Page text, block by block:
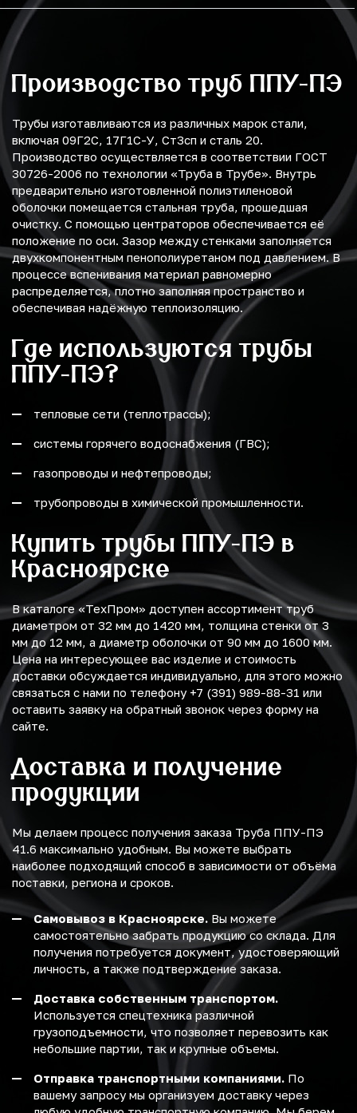
Производство труб ППУ-ПЭ
Трубы изготавливаются из различных марок стали,
включая 09Г2С, 17Г1С-У, Ст3сп и сталь 20.
Производство осуществляется в соответствии ГОСТ
30726-2006 по технологии «Труба в Трубе». Внутрь
предварительно изготовленной полиэтиленовой
оболочки помещается стальная труба, прошедшая
очистку. С помощью центраторов обеспечивается её
положение по оси. Зазор между стенками заполняется
двухкомпонентным пенополиуретаном под давлением. В
процессе вспенивания материал равномерно
распределяется, плотно заполняя пространство и
обеспечивая надёжную теплоизоляцию.
Где используются трубы
ППУ-ПЭ?
тепловые сети (теплотрассы);
системы горячего водоснабжения (ГВС);
газопроводы и нефтепроводы;
трубопроводы в химической промышленности.
Купить трубы ППУ-ПЭ в
Красноярске
В каталоге «ТехПром» доступен ассортимент труб
диаметром от 32 мм до 1420 мм, толщина стенки от 3
мм до 12 мм, а диаметр оболочки от 90 мм до 1600 мм.
Цена на интересующее вас изделие и стоимость
доставки обсуждается индивидуально, для этого можно
связаться с нами по телефону +7 (391) 989-88-31 или
оставить заявку на обратный звонок через форму на
сайте.
Доставка и получение
продукции
Мы делаем процесс получения заказа Труба ППУ-ПЭ
41.6 максимально удобным. Вы можете выбрать
наиболее подходящий способ в зависимости от объёма
поставки, региона и сроков.
Самовывоз в Красноярске. Вы можете
самостоятельно забрать продукцию со склада. Для
получения потребуется документ, удостоверяющий
личность, а также подтверждение заказа.
Доставка собственным транспортом.
Используется спецтехника различной
грузоподъемности, что позволяет перевозить как
небольшие партии, так и крупные объемы.
Отправка транспортными компаниями. По
вашему запросу мы организуем доставку через